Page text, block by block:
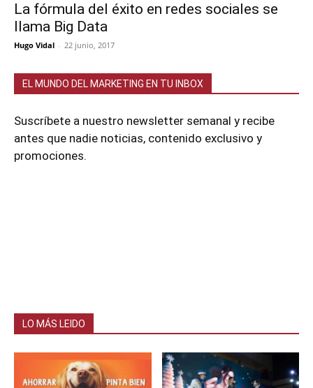
La fórmula del éxito en redes sociales se
llama Big Data
Hugo Vidal - 22 junio, 2017
EL MUNDO DEL MARKETING EN TU INBOX
Suscríbete a nuestro newsletter semanal y recibe
antes que nadie noticias, contenido exclusivo y
promociones.
LO MÁS LEIDO